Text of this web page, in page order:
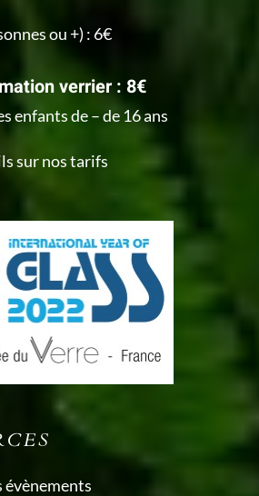
ou +) : 6€
verrier : 8€
enfants de – de 16 ans
sur nos tarifs
évènements